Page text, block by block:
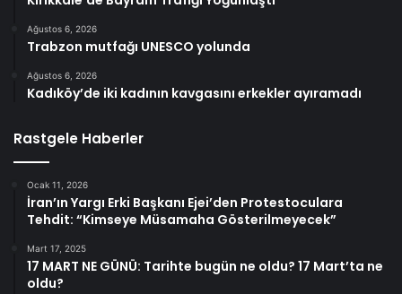
Ağustos 6, 2026
Trabzon mutfağı UNESCO yolunda
Ağustos 6, 2026
Kadıköy’de iki kadının kavgasını erkekler ayıramadı
Rastgele Haberler
Ocak 11, 2026
İran’ın Yargı Erki Başkanı Ejei’den Protestoculara
Tehdit: “Kimseye Müsamaha Gösterilmeyecek”
Mart 17, 2025
17 MART NE GÜNÜ: Tarihte bugün ne oldu? 17 Mart’ta ne
oldu?